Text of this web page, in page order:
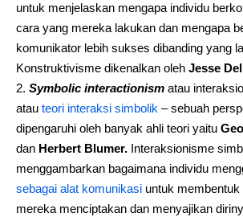
untuk menjelaskan mengapa individu
cara yang mereka lakukan dan mengapa
komunikator lebih sukses dibanding yang
Konstruktivisme dikenalkan oleh Jesse
Symbolic interactionism atau
atau teori interaksi simbolik – sebuah
dipengaruhi oleh banyak ahli teori yaitu
dan Herbert Blumer. Interaksionisme
menggambarkan bagaimana individu
sebagai alat komunikasi untuk
mereka menciptakan dan menyajikan